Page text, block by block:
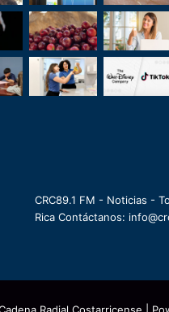
CRC89.1 FM - Noticias -
Rica Contáctanos: